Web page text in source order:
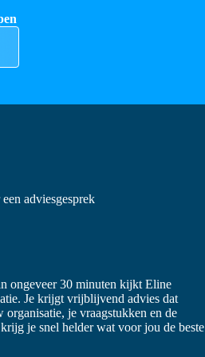
adviesgesprek
ongeveer 30 minuten kijkt Eline
Je krijgt vrijblijvend advies dat
je vraagstukken en de
je snel helder wat voor jou de beste